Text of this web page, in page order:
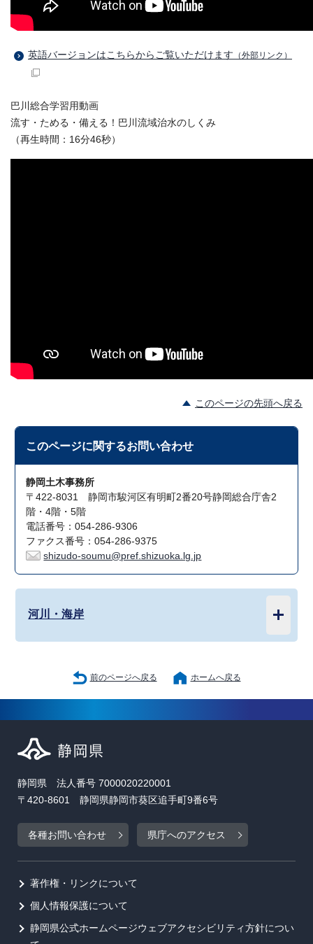
英語バージョンはこちらからご覧いただけます （外部リンク）
巴川総合学習用動画
流す・ためる・備える！巴川流域治水のしくみ
（再生時間：16分46秒）
このページの先頭へ戻る
このページに関するお問い合わせ
静岡土木事務所
〒422-8031 静岡市駿河区有明町2番20号静岡総合庁舎2
階・4階・5階
電話番号：054-286-9306
ファクス番号：054-286-9375
shizudo-soumu@pref.shizuoka.lg.jp
河川・海岸
前のページへ戻る ホームへ戻る
静岡県 法人番号 7000020220001
〒420-8601 静岡県静岡市葵区追手町9番6号
各種お問い合わせ 県庁へのアクセス
著作権・リンクについて
個人情報保護について
静岡県公式ホームページウェブアクセシビリティ方針につい